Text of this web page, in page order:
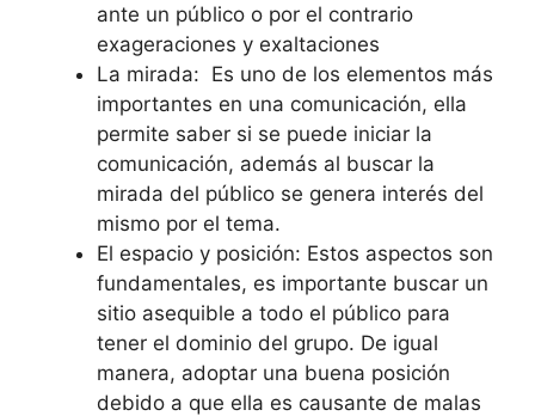
ante un público o por el contrario
exageraciones y exaltaciones
La mirada: Es uno de los elementos más
importantes en una comunicación, ella
permite saber si se puede iniciar la
comunicación, además al buscar la
mirada del público se genera interés del
mismo por el tema.
El espacio y posición: Estos aspectos son
fundamentales, es importante buscar un
sitio asequible a todo el público para
tener el dominio del grupo. De igual
manera, adoptar una buena posición
debido a que ella es causante de malas